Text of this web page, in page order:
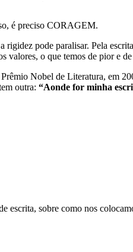
é preciso CORAGEM.
pode paralisar. Pela
valores, o que temos de pior e
Nobel de Literatura, em
outra: “Aonde for minha
escrita, sobre como nos